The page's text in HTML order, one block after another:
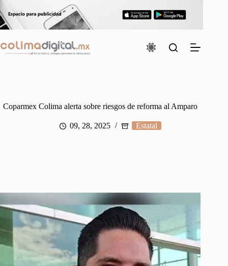
Saltar
al
contenido
Coparmex Colima alerta sobre riesgos de reforma al Amparo
09, 28, 2025 Estatal